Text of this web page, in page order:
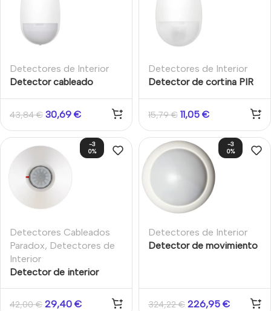
Detectores de Interior
Detector cableado
tecnología Microondas +
PIR Inmunidad mascotas
30kg Resistencias EOL
alarma/cableado Grado 2
43,84€ 30,69 €
Detectores de Interior
Detector de cortina PIR
Resistencias EOL
alarma/cableado. Grado 2
Hikvision
15,79€ 11,05 €
-3
0%
Detectores Cableados
Paradox, Detectores de
Interior
Detector de interior
DG467. Direccionable.
42,00€ 29,40 €
-3
0%
Detectores de Interior
Detector de movimiento
324,22€ 226,95 €